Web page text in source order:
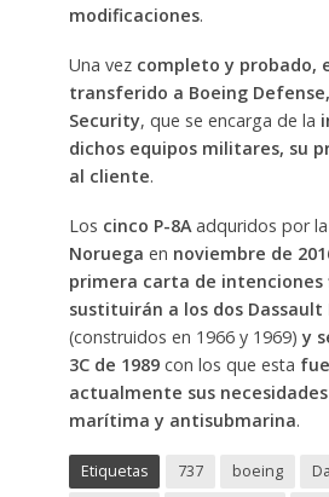
modificaciones.
Una vez completo y probado,
transferido a Boeing
Security, que se encarga de la
dichos equipos militares, su
al cliente.
Los cinco P-8A adquridos por la
Noruega en noviembre de
primera carta de intenciones
sustituirán a los dos Dassault
(construidos en 1966 y 1969) y
3C de 1989con los que esta
actualmente sus
marítima y antisubmarina.
Etiquetas 737 boeing